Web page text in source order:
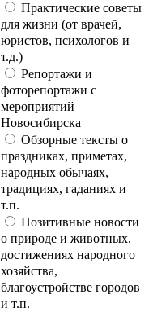
Практические советы
для жизни (от врачей,
юристов, психологов и
т.д.)
Репортажи и
фоторепортажи с
мероприятий
Новосибирска
Обзорные тексты о
праздниках, приметах,
народных обычаях,
традициях, гаданиях и
т.п.
Позитивные новости
о природе и животных,
достижениях народного
хозяйства,
благоустройстве городов
и т.п.